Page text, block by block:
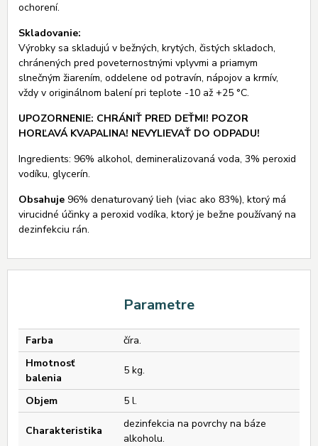
ochorení.
Skladovanie:
Výrobky sa skladujú v bežných, krytých, čistých skladoch,
chránených pred poveternostnými vplyvmi a priamym
slnečným žiarením, oddelene od potravín, nápojov a krmív,
vždy v originálnom balení pri teplote -10 až +25 °C.
UPOZORNENIE: CHRÁNIŤ PRED DEŤMI! POZOR
HORĽAVÁ KVAPALINA! NEVYLIEVAŤ DO ODPADU!
Ingredients: 96% alkohol, demineralizovaná voda, 3% peroxid
vodíku, glycerín.
Obsahuje 96% denaturovaný lieh (viac ako 83%), ktorý má
virucidné účinky a peroxid vodíka, ktorý je bežne používaný na
dezinfekciu rán.
Parametre
Farba
číra.
Hmotnosť
balenia
5 kg.
Objem 5 l.
Charakteristika
dezinfekcia na povrchy na báze
alkoholu.